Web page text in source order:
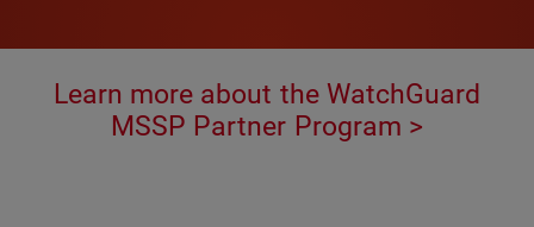
Learn more about the WatchGuard
MSSP Partner Program >